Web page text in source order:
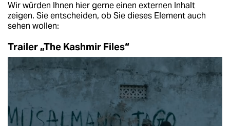
Wir würden Ihnen hier gerne einen externen Inhalt
zeigen. Sie entscheiden, ob Sie dieses Element auch
sehen wollen:
Trailer „The Kashmir Files“